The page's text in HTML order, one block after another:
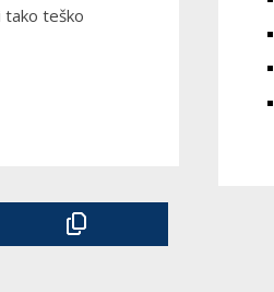
tako teško